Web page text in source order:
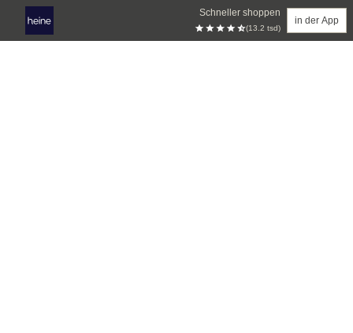
Schneller shoppen
(13.2 tsd)
in der App